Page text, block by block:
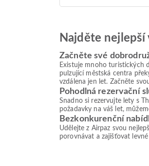
Najděte
Začněte své
Existuje mnoho turistických
pulzující městská centra
vzdálena jen let. Začněte
Pohodlná rezervační
Snadno si rezervujte lety s
požadavky na váš let,
Bezkonkurenční
Udělejte z Airpaz svou
porovnávat a zajišťovat